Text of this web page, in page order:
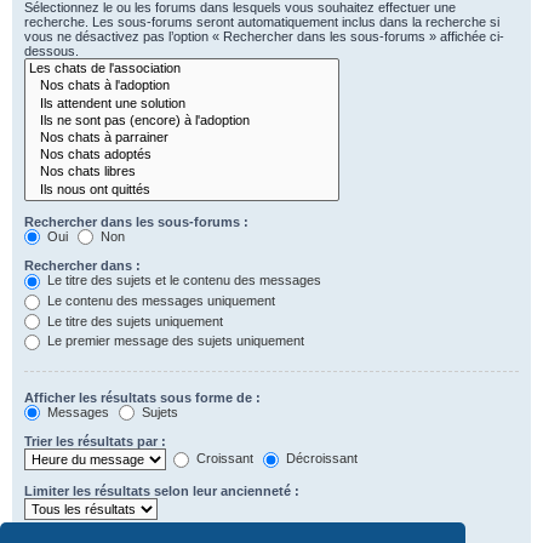
Sélectionnez le ou les forums dans lesquels vous souhaitez effectuer une
recherche. Les sous-forums seront automatiquement inclus dans la recherche si
vous ne désactivez pas l’option « Rechercher dans les sous-forums » affichée ci-
dessous.
Rechercher dans les sous-forums :
Oui
Non
Rechercher dans :
Le titre des sujets et le contenu des messages
Le contenu des messages uniquement
Le titre des sujets uniquement
Le premier message des sujets uniquement
Afficher les résultats sous forme de :
Messages
Sujets
Trier les résultats par :
Croissant
Décroissant
Limiter les résultats selon leur ancienneté :